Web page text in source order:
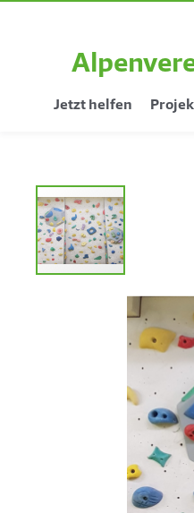
Jetzt helfen